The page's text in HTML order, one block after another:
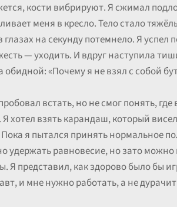
кости вибрируют. Я сжимал
меня в кресло. Тело стало
на секунду потемнело. Я успел
— уходить. И вдруг наступила
«Почему я не взял с собой
встать, но не смог понять, где
хотел взять карандаш, который
я пытался принять нормальное
равновесие, но зато можно
Я представил, как здорово было бы
и мне нужно работать, а не